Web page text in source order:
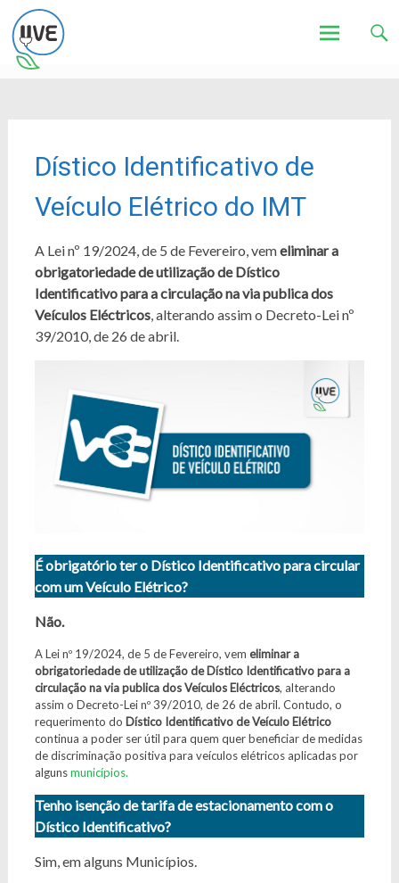
Dístico Identificativo de
Veículo Elétrico do IMT
A Lei nº 19/2024, de 5 de Fevereiro, vemeliminar a
obrigatoriedade de utilização de Dístico
Identificativo para a circulação na via publica dos
Veículos Eléctricos, alterando assim o Decreto-Lei nº
39/2010, de 26 de abril.
É obrigatório ter o Dístico Identificativo para circular
com um Veículo Elétrico?
Não.
A Lei nº 19/2024, de 5 de Fevereiro, vem eliminar a
obrigatoriedade de utilização de Dístico Identificativo para a
circulação na via publica dos Veículos Eléctricos, alterando
assim o Decreto-Lei nº 39/2010, de 26 de abril. Contudo, o
requerimento do Dístico Identificativo de Veículo Elétrico
continua a poder ser útil para quem quer beneficiar de medidas
de discriminação positiva para veículos elétricos aplicadas por
algunsmunicípios.
Tenho isenção de tarifa de estacionamento com o
Dístico Identificativo?
Sim, em alguns Municípios.